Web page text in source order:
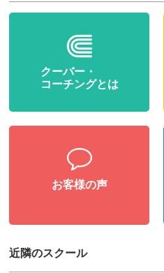
クーバー・
コーチングとは
お客様の声
近隣のスクール